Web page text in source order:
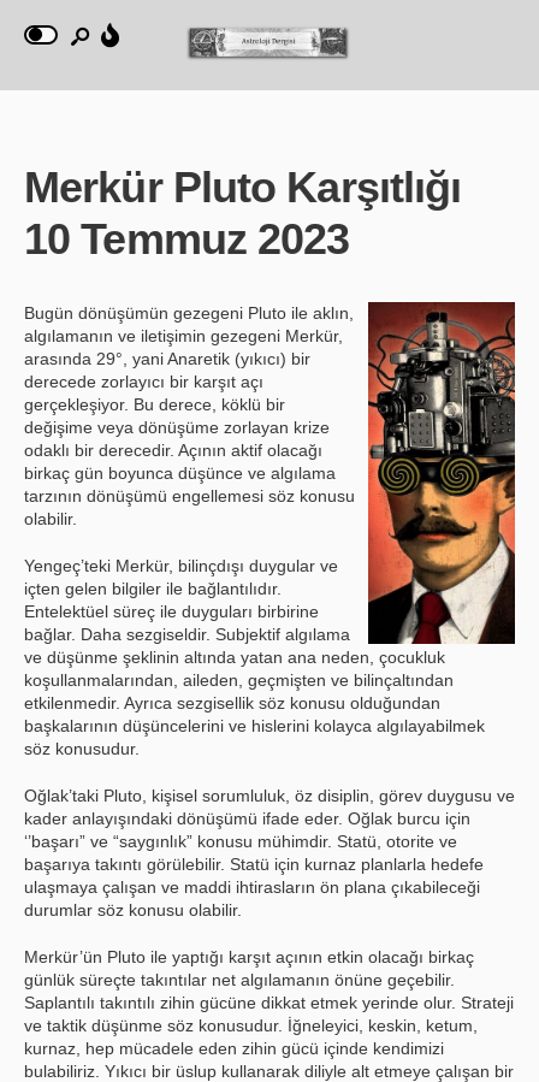
Merkür Pluto Karşıtlığı
10 Temmuz 2023
Bugün dönüşümün gezegeni Pluto ile aklın,
algılamanın ve iletişimin gezegeni Merkür,
arasında 29°, yani Anaretik (yıkıcı) bir
derecede zorlayıcı bir karşıt açı
gerçekleşiyor. Bu derece, köklü bir
değişime veya dönüşüme zorlayan krize
odaklı bir derecedir. Açının aktif olacağı
birkaç gün boyunca düşünce ve algılama
tarzının dönüşümü engellemesi söz konusu
olabilir.
Yengeç’teki Merkür, bilinçdışı duygular ve
içten gelen bilgiler ile bağlantılıdır.
Entelektüel süreç ile duyguları birbirine
bağlar. Daha sezgiseldir. Subjektif algılama
ve düşünme şeklinin altında yatan ana neden, çocukluk
koşullanmalarından, aileden, geçmişten ve bilinçaltından
etkilenmedir. Ayrıca sezgisellik söz konusu olduğundan
başkalarının düşüncelerini ve hislerini kolayca algılayabilmek
söz konusudur.
Oğlak’taki Pluto, kişisel sorumluluk, öz disiplin, görev duygusu ve
kader anlayışındaki dönüşümü ifade eder. Oğlak burcu için
‘’başarı” ve “saygınlık” konusu mühimdir. Statü, otorite ve
başarıya takıntı görülebilir. Statü için kurnaz planlarla hedefe
ulaşmaya çalışan ve maddi ihtirasların ön plana çıkabileceği
durumlar söz konusu olabilir.
Merkür’ün Pluto ile yaptığı karşıt açının etkin olacağı birkaç
günlük süreçte takıntılar net algılamanın önüne geçebilir.
Saplantılı takıntılı zihin gücüne dikkat etmek yerinde olur. Strateji
ve taktik düşünme söz konusudur. İğneleyici, keskin, ketum,
kurnaz, hep mücadele eden zihin gücü içinde kendimizi
bulabiliriz. Yıkıcı bir üslup kullanarak diliyle alt etmeye çalışan bir